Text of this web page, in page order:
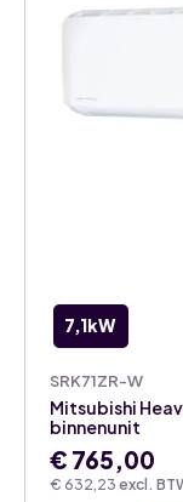
7,1kW
SRK71ZR-W
€ 632,23 excl.
Mitsubishi
binnenunit
€ 765,00